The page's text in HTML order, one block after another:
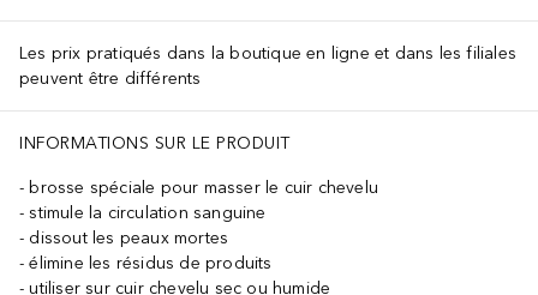
Les prix pratiqués dans la boutique en ligne et dans les filiales
peuvent être différents
INFORMATIONS SUR LE PRODUIT
brosse spéciale pour masser le cuir chevelu
stimule la circulation sanguine
dissout les peaux mortes
élimine les résidus de produits
utiliser sur cuir chevelu sec ou humide